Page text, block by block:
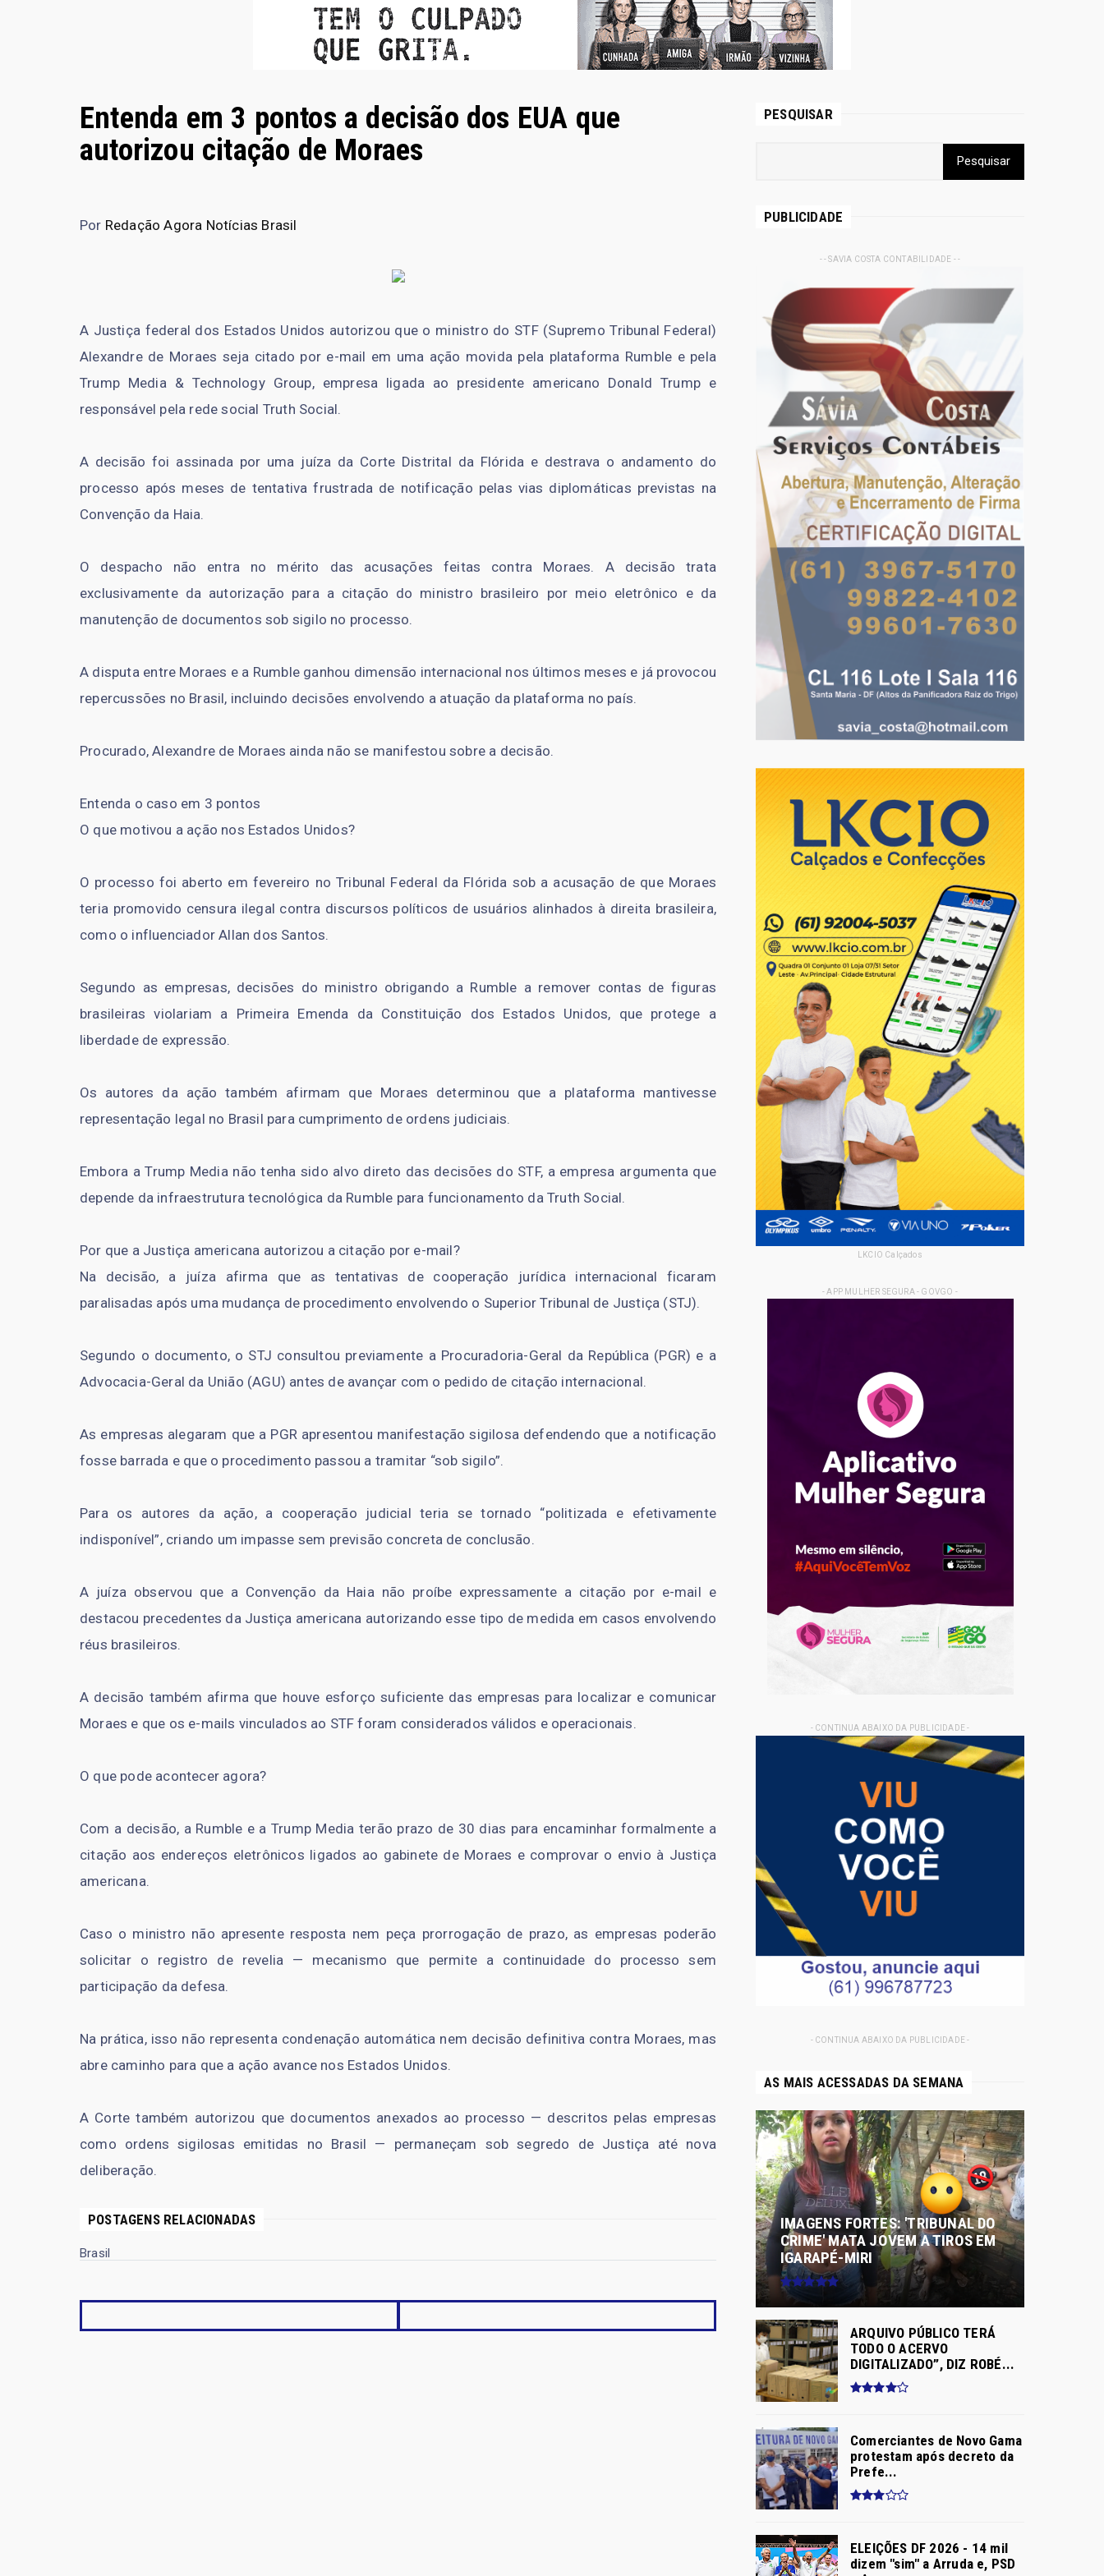
Entenda em 3 pontos a decisão dos EUA que
autorizou citação de Moraes
Por Redação Agora Notícias Brasil
A Justiça federal dos Estados Unidos autorizou que o ministro do STF (Supremo Tribunal Federal)
Alexandre de Moraes seja citado por e-mail em uma ação movida pela plataforma Rumble e pela
Trump Media & Technology Group, empresa ligada ao presidente americano Donald Trump e
responsável pela rede social Truth Social.
A decisão foi assinada por uma juíza da Corte Distrital da Flórida e destrava o andamento do
processo após meses de tentativa frustrada de notificação pelas vias diplomáticas previstas na
Convenção da Haia.
O despacho não entra no mérito das acusações feitas contra Moraes. A decisão trata
exclusivamente da autorização para a citação do ministro brasileiro por meio eletrônico e da
manutenção de documentos sob sigilo no processo.
A disputa entre Moraes e a Rumble ganhou dimensão internacional nos últimos meses e já provocou
repercussões no Brasil, incluindo decisões envolvendo a atuação da plataforma no país.
Procurado, Alexandre de Moraes ainda não se manifestou sobre a decisão.
Entenda o caso em 3 pontos
O que motivou a ação nos Estados Unidos?
O processo foi aberto em fevereiro no Tribunal Federal da Flórida sob a acusação de que Moraes
teria promovido censura ilegal contra discursos políticos de usuários alinhados à direita brasileira,
como o influenciador Allan dos Santos.
Segundo as empresas, decisões do ministro obrigando a Rumble a remover contas de figuras
brasileiras violariam a Primeira Emenda da Constituição dos Estados Unidos, que protege a
liberdade de expressão.
Os autores da ação também afirmam que Moraes determinou que a plataforma mantivesse
representação legal no Brasil para cumprimento de ordens judiciais.
Embora a Trump Media não tenha sido alvo direto das decisões do STF, a empresa argumenta que
depende da infraestrutura tecnológica da Rumble para funcionamento da Truth Social.
Por que a Justiça americana autorizou a citação por e-mail?
Na decisão, a juíza afirma que as tentativas de cooperação jurídica internacional ficaram
paralisadas após uma mudança de procedimento envolvendo o Superior Tribunal de Justiça (STJ).
Segundo o documento, o STJ consultou previamente a Procuradoria-Geral da República (PGR) e a
Advocacia-Geral da União (AGU) antes de avançar com o pedido de citação internacional.
As empresas alegaram que a PGR apresentou manifestação sigilosa defendendo que a notificação
fosse barrada e que o procedimento passou a tramitar “sob sigilo”.
Para os autores da ação, a cooperação judicial teria se tornado “politizada e efetivamente
indisponível”, criando um impasse sem previsão concreta de conclusão.
A juíza observou que a Convenção da Haia não proíbe expressamente a citação por e-mail e
destacou precedentes da Justiça americana autorizando esse tipo de medida em casos envolvendo
réus brasileiros.
A decisão também afirma que houve esforço suficiente das empresas para localizar e comunicar
Moraes e que os e-mails vinculados ao STF foram considerados válidos e operacionais.
O que pode acontecer agora?
Com a decisão, a Rumble e a Trump Media terão prazo de 30 dias para encaminhar formalmente a
citação aos endereços eletrônicos ligados ao gabinete de Moraes e comprovar o envio à Justiça
americana.
Caso o ministro não apresente resposta nem peça prorrogação de prazo, as empresas poderão
solicitar o registro de revelia — mecanismo que permite a continuidade do processo sem
participação da defesa.
Na prática, isso não representa condenação automática nem decisão definitiva contra Moraes, mas
abre caminho para que a ação avance nos Estados Unidos.
A Corte também autorizou que documentos anexados ao processo — descritos pelas empresas
como ordens sigilosas emitidas no Brasil — permaneçam sob segredo de Justiça até nova
deliberação.
POSTAGENS RELACIONADAS
Brasil
PESQUISAR
PUBLICIDADE
- - SAVIA COSTA CONTABILIDADE - -
LKCIO Calçados
- APP MULHER SEGURA - GOVGO -
- CONTINUA ABAIXO DA PUBLICIDADE -
- CONTINUA ABAIXO DA PUBLICIDADE -
AS MAIS ACESSADAS DA SEMANA
IMAGENS FORTES: 'TRIBUNAL DO
CRIME' MATA JOVEM A TIROS EM
IGARAPÉ-MIRI
ARQUIVO PÚBLICO TERÁ
TODO O ACERVO
DIGITALIZADO”, DIZ ROBÉ...
Comerciantes de Novo Gama
protestam após decreto da
Prefe...
ELEIÇÕES DF 2026 - 14 mil
dizem "sim" a Arruda e, PSD